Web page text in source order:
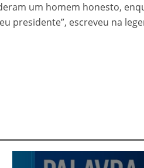
um homem honesto,
presidente”, escreveu na